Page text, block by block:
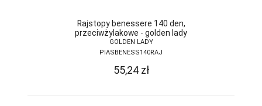
HANNA STYLE
HENDERSON
Rajstopy benessere 140 den,
przeciwżylakowe - golden lady
GOLDEN LADY
PIASBENESS140RAJ
55,24 zł